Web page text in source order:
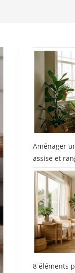
Aménager
assise et
8 éléments